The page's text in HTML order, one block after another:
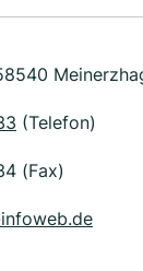
(Telefon)
(Fax)